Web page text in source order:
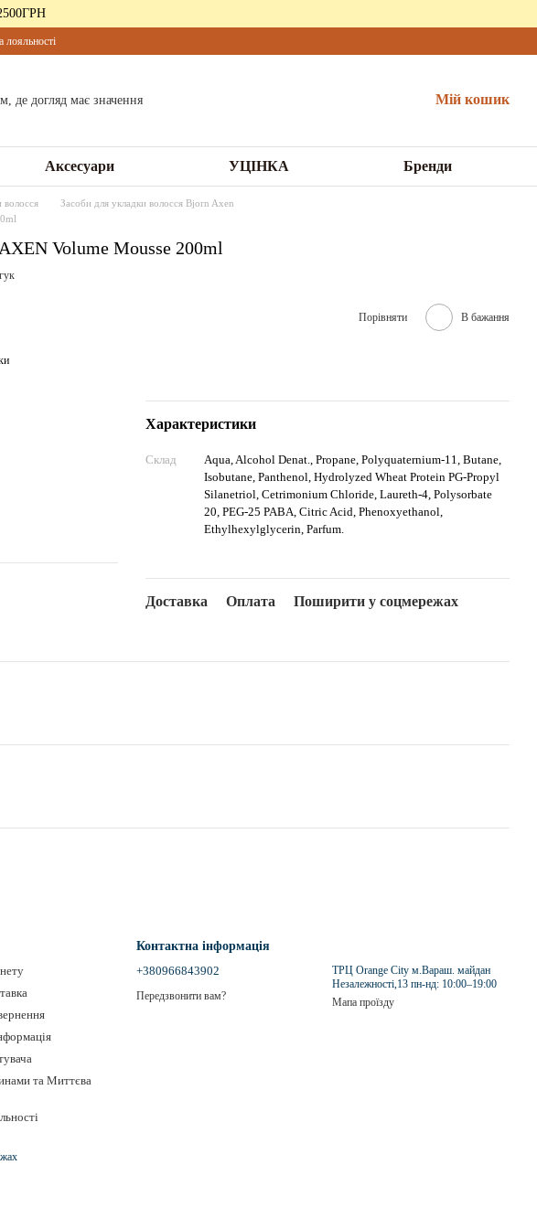
лояльності
Мій кошик
Аксесуари УЦІНКА Бренди
волосся
Засоби для укладки волосся Bjorn Axen
Volume Mousse 200ml
Порівняти В бажання
Характеристики
Склад
Aqua, Alcohol Denat., Propane, Polyquaternium-11, Butane,
Isobutane, Panthenol, Hydrolyzed Wheat Protein PG-Propyl
Silanetriol, Cetrimonium Chloride, Laureth-4, Polysorbate
20, PEG-25 PABA, Citric Acid, Phenoxyethanol,
Ethylhexylglycerin, Parfum.
Доставка Оплата Поширити у соцмережах
та Миттєва
Контактна інформація
+380966843902
Передзвонити вам?
ТРЦ Orange City м.Вараш. майдан
Незалежності,13 пн-нд: 10:00–19:00
Мапа проїзду